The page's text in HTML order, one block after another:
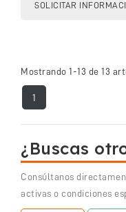
SOLICITAR
Mostrando 1-13 de 13
1
¿Buscas
Consúltanos
activas o condiciones